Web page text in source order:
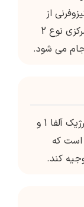
از
طریق آنتاگونیزه کردن گیرنده دوپامین مرکزی نوع 2
پالیپریدون آنتاگونیست گیرنده های آدرنرژیک آلفا 1 و
آلفا 2 و گیرنده های هیستامینرژیک H1 است که
کند.